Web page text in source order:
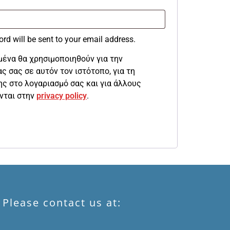
will be sent to your email address.
θα χρησιμοποιηθούν για την
σας σε αυτόν τον ιστότοπο, για τη
στο λογαριασμό σας και για άλλους
στην privacy policy.
contact us at: